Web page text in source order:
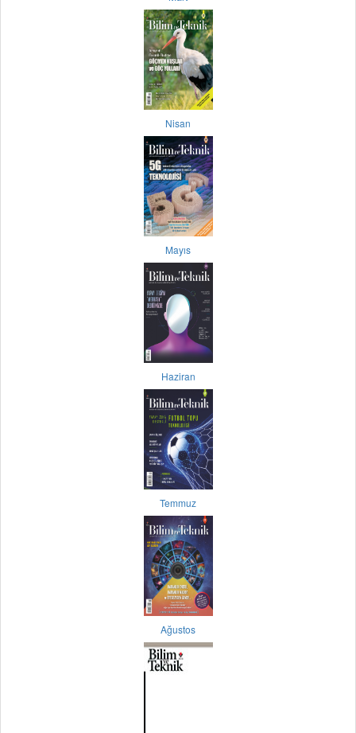
Nisan
Mayıs
Haziran
Temmuz
Ağustos